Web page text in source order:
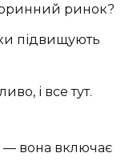
ринок?
підвищують
і все тут.
— вона включає